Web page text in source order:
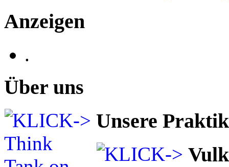
Anzeigen
.
Über uns
Unsere